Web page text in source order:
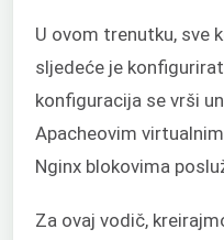
U ovom trenutku, sve
sljedeće je
konfiguracija se vrši
Apacheovim
Nginx blokovima
Za ovaj vodič,